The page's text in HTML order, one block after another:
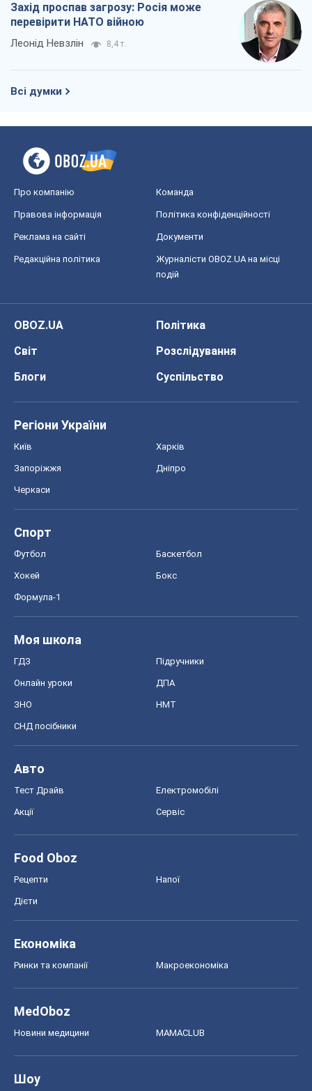
Захід проспав загрозу: Росія може
перевірити НАТО війною
Леонід Невзлін 8,4 т.
Всі думки
Про компанію Команда
Правова інформація Політика конфіденційності
Реклама на сайті Документи
Редакційна політика
Журналісти OBOZ.UA на місці
подій
OBOZ.UA
Політика
Світ
Розслідування
Блоги
Суспільство
Регіони України
Київ Харків
Запоріжжя Дніпро
Черкаси
Спорт
Футбол Баскетбол
Хокей Бокс
Формула-1
Моя школа
ГДЗ Підручники
Онлайн уроки ДПА
ЗНО НМТ
СНД посібники
Авто
Тест Драйв Електромобілі
Акції Сервіс
Food Oboz
Рецепти Напої
Дієти
Економіка
Ринки та компанії Макроекономіка
MedOboz
Новини медицини MAMACLUB
Шоу